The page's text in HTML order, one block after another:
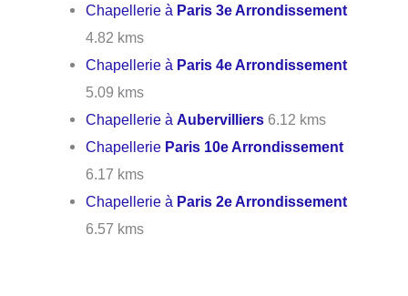
Chapellerie à Paris 3e Arrondissement
4.82 kms
Chapellerie à Paris 4e Arrondissement
5.09 kms
Chapellerie àAubervilliers 6.12 kms
Chapellerie Paris 10e Arrondissement
6.17 kms
Chapellerie à Paris 2e Arrondissement
6.57 kms